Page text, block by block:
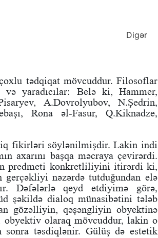
Digər
tədqiqat mövcuddur. Filosoflar
yaradıcılar: Belə ki, Hammer,
A.Dovrolyubov, N.Şedrin,
Rona əl-Fasur, Q.Kiknadze,
fikirləri söylənilmişdir. Lakin indi
axarını başqa məcraya çevirərdi.
predmeti konkretliliyini itirərdi ki,
nəzərdə tutduğundan elə
Dəfələrlə qeyd etdiyimə görə,
şəkildə dialoq münasibətini tələb
gözəlliyin, qəşəngliyin obyektinə
obyektiv olaraq mövcuddur, lakin o
təsdiqlənir. Gülüş də estetik